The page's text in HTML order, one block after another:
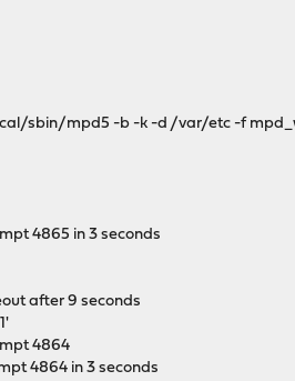
sbin/mpd5 -b -k -d /var/etc -f
4865 in 3 seconds
after 9 seconds
4864
4864 in 3 seconds